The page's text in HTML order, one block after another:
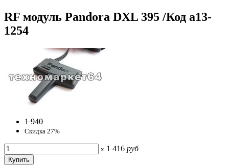
RF модуль Pandora DXL 395 /Код a13-
1254
1 940
Скидка 27%
x 1 416 руб